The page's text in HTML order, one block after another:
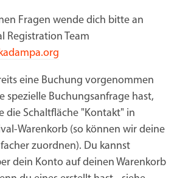
Fragen wende dich bitte an
Registration Team
eine Buchung vorgenommen
spezielle Buchungsanfrage hast,
die Schaltfläche "Kontakt" in
Warenkorb (so können wir deine
zuordnen). Du kannst
dein Konto auf deinen Warenkorb